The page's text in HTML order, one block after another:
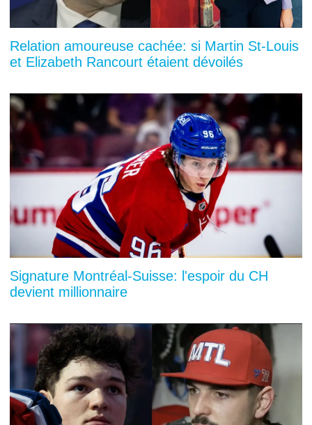
Relation amoureuse cachée: si Martin St-Louis
et Elizabeth Rancourt étaient dévoilés
Signature Montréal-Suisse: l'espoir du CH
devient millionnaire